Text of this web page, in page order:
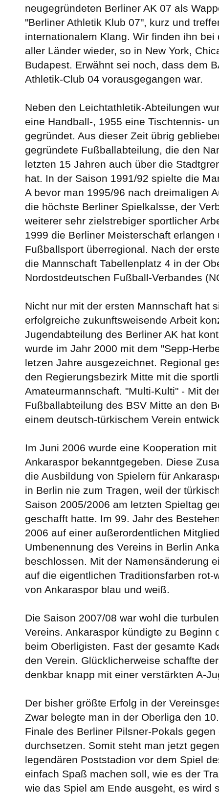
neugegründeten Berliner AK 07 als
"Berliner Athletik Klub 07", kurz und
internationalem Klang. Wir finden ihn
aller Länder wieder, so in New York,
Budapest. Erwähnt sei noch, dass dem
Athletik-Club 04 vorausgegangen war.
Neben den Leichtathletik-Abteilungen
eine Handball-, 1955 eine Tischtennis-
gegründet. Aus dieser Zeit übrig
gegründete Fußballabteilung, die den
letzten 15 Jahren auch über die
hat. In der Saison 1991/92 spielte die
A bevor man 1995/96 nach dreimaligen
die höchste Berliner Spielkalsse, der
weiterer sehr zielstrebiger sportlicher
1999 die Berliner Meisterschaft
Fußballsport überregional. Nach der
die Mannschaft Tabellenplatz 4 in der
Nordostdeutschen Fußball-Verbandes
Nicht nur mit der ersten Mannschaft hat
erfolgreiche zukunftsweisende Arbeit
Jugendabteilung des Berliner AK hat
wurde im Jahr 2000 mit dem "Sepp-
letzen Jahre ausgezeichnet. Regional
den Regierungsbezirk Mitte mit die
Amateurmannschaft. "Multi-Kulti" - Mit
Fußballabteilung des BSV Mitte an den
einem deutsch-türkischem Verein
Im Juni 2006 wurde eine Kooperation
Ankaraspor bekanntgegeben. Diese
die Ausbildung von Spielern für
in Berlin nie zum Tragen, weil der
Saison 2005/2006 am letzten Spieltag
geschafft hatte. Im 99. Jahr des
2006 auf einer außerordentlichen
Umbenennung des Vereins in Berlin
beschlossen. Mit der Namensänderung
auf die eigentlichen Traditionsfarben rot-
von Ankaraspor blau und weiß.
Die Saison 2007/08 war wohl die
Vereins. Ankaraspor kündigte zu Beginn
beim Oberligisten. Fast der gesamte
den Verein. Glücklicherweise schaffte
denkbar knapp mit einer verstärkten A-
Der bisher größte Erfolg in der
Zwar belegte man in der Oberliga den
Finale des Berliner Pilsner-Pokals
durchsetzen. Somit steht man jetzt
legendären Poststadion vor dem Spiel
einfach Spaß machen soll, wie es der
wie das Spiel am Ende ausgeht, es wird